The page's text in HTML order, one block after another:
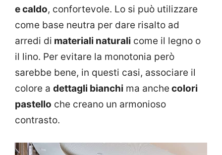
e caldo, confortevole. Lo si può utilizzare
come base neutra per dare risalto ad
arredi di materiali naturali come il legno o
il lino. Per evitare la monotonia però
sarebbe bene, in questi casi, associare il
colore a dettagli bianchi ma anche colori
pastello che creano un armonioso
contrasto.